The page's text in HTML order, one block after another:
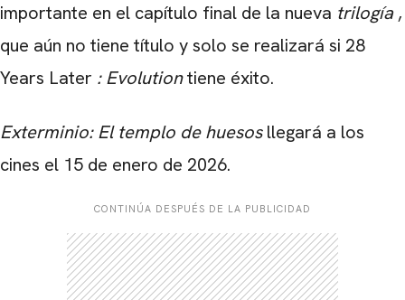
importante en el capítulo final de la nueva trilogía,
que aún no tiene título y solo se realizará si 28
Years Later : Evolutiontiene éxito.
Exterminio: El templo de huesosllegará a los
cines el 15 de enero de 2026.
CONTINÚA DESPUÉS DE LA PUBLICIDAD